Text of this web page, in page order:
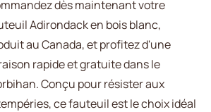
dès maintenant votre
Adirondack en bois blanc,
au Canada, et profitez d'une
rapide et gratuite dans le
Conçu pour résister aux
ce fauteuil est le choix idéal